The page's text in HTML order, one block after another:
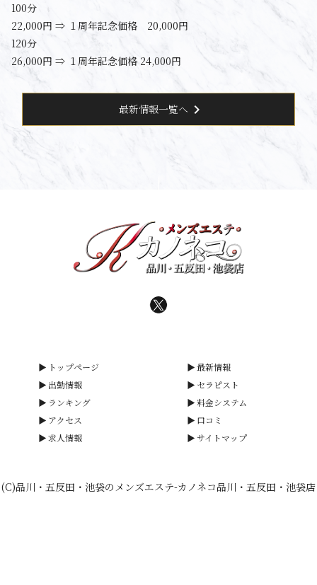
100分
22,000円 ⇒ １周年記念価格 20,000円
120分
26,000円 ⇒ １周年記念価格 24,000円
最新情報一覧へ chevron_right
トップページ
最新情報
出勤情報
セラピスト
ランキング
料金システム
アクセス
口コミ
求人情報
サイトマップ
(C)品川・五反田・池袋のメンズエステ-カノネコ品川・五反田・池袋店